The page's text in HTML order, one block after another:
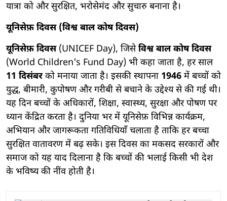
यात्रा को और सुरक्षित, भरोसेमंद और सुचारु बनाना है।
यूनिसेफ़ दिवस (विश्व बाल कोष दिवस)
यूनिसेफ़ दिवस(UNICEF Day), जिसेविश्व बाल कोष दिवस
(World Children's Fund Day) भी कहा जाता है, हर साल
11 दिसंबरको मनाया जाता है। इसकी स्थापना 1946 में बच्चों को
युद्ध, बीमारी, कुपोषण और गरीबी से बचाने के उद्देश्य से की गई थी।
यह दिन बच्चों के अधिकारों, शिक्षा, स्वास्थ्य, सुरक्षा और पोषण पर
ध्यान केंद्रित करता है। दुनिया भर में यूनिसेफ़ विभिन्न कार्यक्रम,
अभियान और जागरूकता गतिविधियाँ चलाता है ताकि हर बच्चा
सुरक्षित वातावरण में बढ़ सके। इस दिवस का मकसद सरकारों और
समाज को यह याद दिलाना है कि बच्चों की भलाई किसी भी देश
के भविष्य की नींव होती है।